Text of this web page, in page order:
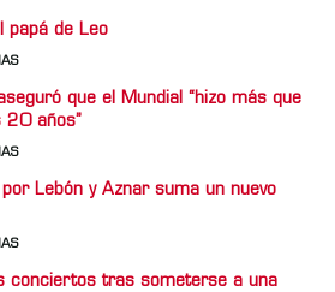
papá de Leo
que el Mundial “hizo más que
20 años”
Lebón y Aznar suma un nuevo
conciertos tras someterse a una